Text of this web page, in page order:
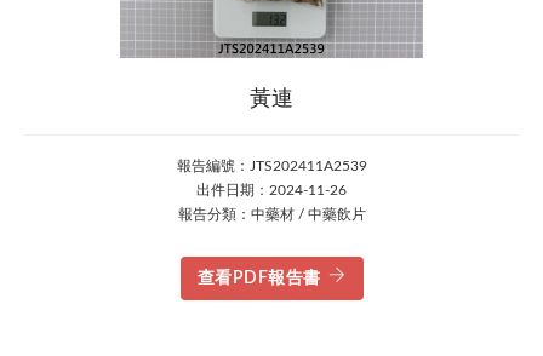
黃連
報告編號：JTS202411A2539
出件日期：2024-11-26
報告分類：中藥材 / 中藥飲片
查看PDF報告書